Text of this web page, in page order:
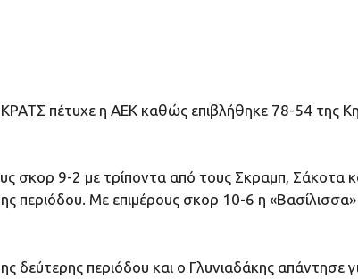
πέτυχε η ΑΕΚ καθώς επιβλήθηκε 78-54 της
σκορ 9-2 με τρίποντα από τους Σκραμπ,
περιόδου. Με επιμέρους σκορ 10-6 η
δεύτερης περιόδου και ο Γλυνιαδάκης